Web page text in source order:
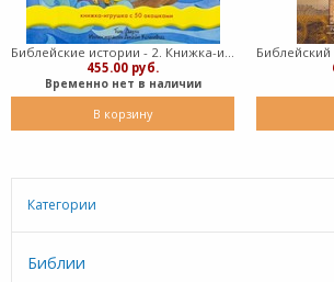
455.00 руб.
Временно нет в наличии
В корзину
Категории
Библии